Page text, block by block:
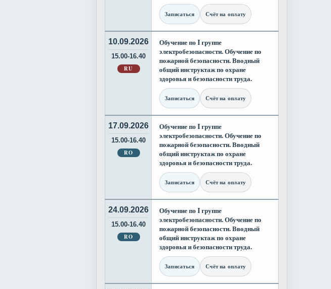
Записаться Счёт на оплату
10.09.2026
15.00-16.40
RU
Обучение по I группе
электробезопасности. Обучение по
пожарной безопасности. Вводный
общий инструктаж по охране
здоровья и безопасности труда.
Записаться Счёт на оплату
17.09.2026
15.00-16.40
RO
Обучение по I группе
электробезопасности. Обучение по
пожарной безопасности. Вводный
общий инструктаж по охране
здоровья и безопасности труда.
Записаться Счёт на оплату
24.09.2026
15.00-16.40
RO
Обучение по I группе
электробезопасности. Обучение по
пожарной безопасности. Вводный
общий инструктаж по охране
здоровья и безопасности труда.
Записаться Счёт на оплату